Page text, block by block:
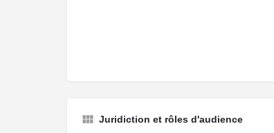
Juridiction et rôles d'audience